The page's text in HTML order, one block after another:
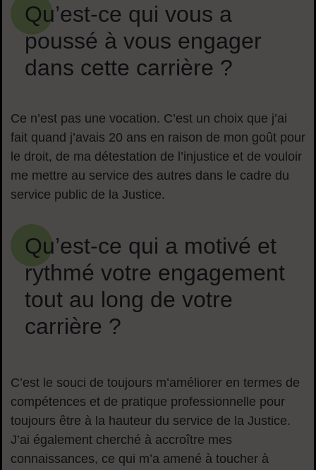
Qu’est-ce qui vous a
poussé à vous engager
dans cette carrière ?
Ce n’est pas une vocation. C’est un choix que j’ai
fait quand j’avais 20 ans en raison de mon goût pour
le droit, de ma détestation de l’injustice et de vouloir
me mettre au service des autres dans le cadre du
service public de la Justice.
Qu’est-ce qui a motivé et
rythmé votre engagement
tout au long de votre
carrière ?
C’est le souci de toujours m’améliorer en termes de
compétences et de pratique professionnelle pour
toujours être à la hauteur du service de la Justice.
J’ai également cherché à accroître mes
connaissances, ce qui m’a amené à toucher à